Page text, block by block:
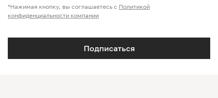
Подписаться
*Нажимая кнопку, вы соглашаетесь с Политикой
конфиденциальности компании